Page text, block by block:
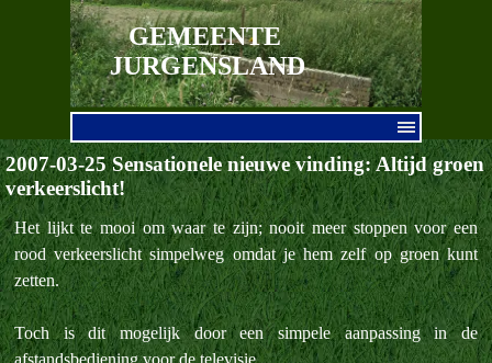
Ga naar de inhoud
GEMEENTE
JURGENSLAND
2007-03-25 Sensationele nieuwe vinding: Altijd groen
verkeerslicht!
Het lijkt te mooi om waar te zijn; nooit meer stoppen voor een
rood verkeerslicht simpelweg omdat je hem zelf op groen kunt
zetten.
Toch is dit mogelijk door een simpele aanpassing in de
afstandsbediening voor de televisie.